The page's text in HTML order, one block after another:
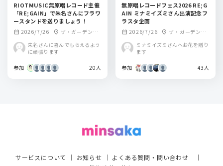
RIOTMUSIC無原唱レコード主催
「RE;GAIN」で朱名さんにフラワ
ースタンドを送りましょう！
calendar_month 2026/7/26 location_on ザ・ガーデンホ
朱名さんに喜んでもらえるよう
に頑張ります
参加 20人
無原唱レコードフェス2026 RE;G
AIN ミナミイズミさん出演記念フ
ラスタ企画
calendar_month 2026/7/26 location_on ザ・ガーデンホ
ミナミイズミさんへお花を贈り
ます
参加 43人
サービスについて ｜ お知らせ ｜ よくある質問・問い合わせ ｜